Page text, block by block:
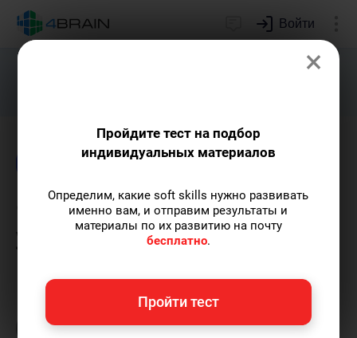
Войти
Подарим индивидуальный план
Чтение Психология
Формирование привычек:
утро vs вечер
Анна Кирякова— автор статей и курсов,
организатор онлайн-турнира по йоге, мать
двоих детей.Пишу статьи по теме«Чтение»
×
Пройдите тест на подбор
индивидуальных материалов
Определим, какие soft skills нужно развивать
именно вам, и отправим результаты и
материалы по их развитию на почту
бесплатно.
Пройти тест